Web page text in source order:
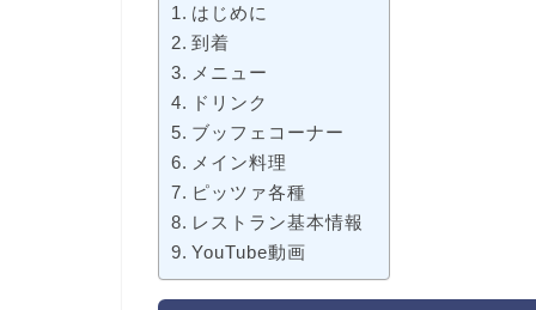
はじめに
到着
メニュー
ドリンク
ブッフェコーナー
メイン料理
ピッツァ各種
レストラン基本情報
YouTube動画